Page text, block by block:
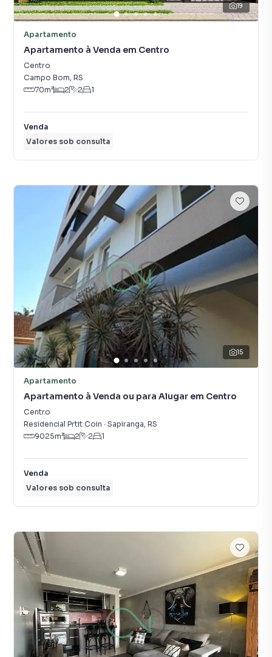
19
Apartamento
Apartamento à Venda em Centro
Centro
Campo Bom, RS
70m² 2 2 1
Venda
Valores sob consulta
15
Apartamento
Apartamento à Venda ou para Alugar em Centro
Centro
Residencial Prtit Coin · Sapiranga, RS
9025m² 2 2 1
Venda
Valores sob consulta